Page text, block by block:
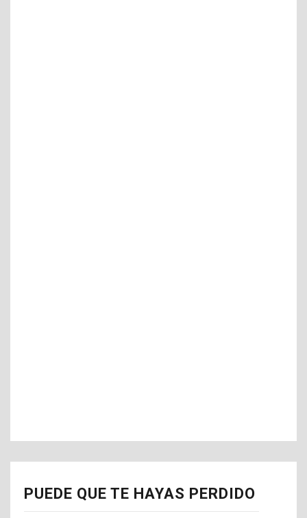
PUEDE QUE TE HAYAS PERDIDO